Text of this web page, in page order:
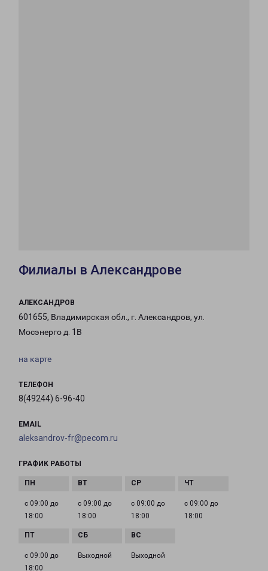
Филиалы в Александрове
АЛЕКСАНДРОВ
601655, Владимирская обл., г. Александров, ул.
Мосэнерго д. 1В
на карте
ТЕЛЕФОН
8(49244) 6-96-40
EMAIL
aleksandrov-fr@pecom.ru
ГРАФИК РАБОТЫ
с 09:00 до
18:00
с 09:00 до
18:00
с 09:00 до
18:00
с 09:00 до
18:00
с 09:00 до
18:00
Выходной Выходной